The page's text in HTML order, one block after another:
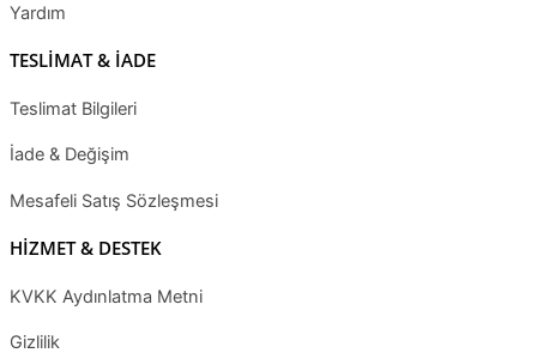
Yardım
TESLİMAT & İADE
Teslimat Bilgileri
İade & Değişim
Mesafeli Satış Sözleşmesi
HİZMET & DESTEK
KVKK Aydınlatma Metni
Gizlilik